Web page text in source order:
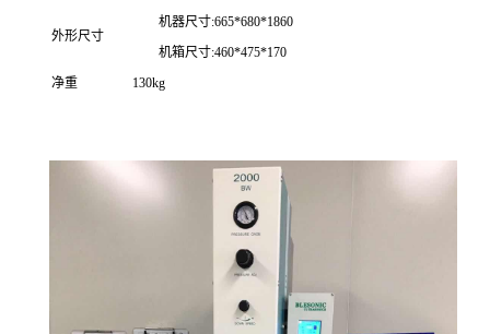
外形尺寸
机器尺寸:665*680*1860
机箱尺寸:460*475*170
净重
130kg